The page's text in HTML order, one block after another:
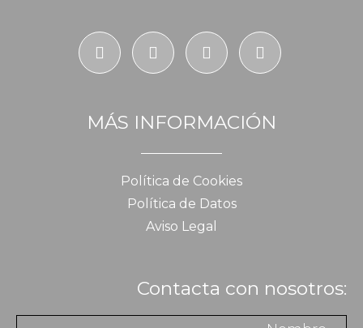
MÁS INFORMACIÓN
Política de Cookies
Política de Datos
Aviso Legal
Contacta con nosotros: